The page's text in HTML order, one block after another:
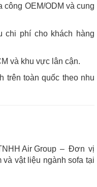
OEM/ODM và cung
phí cho khách hàng
và khu vực lân cận.
trên toàn quốc theo nhu
Air Group– Đơn vị
và vật liệu ngành sofa tại